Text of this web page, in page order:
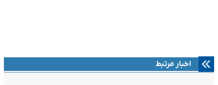
اخبار مرتبط